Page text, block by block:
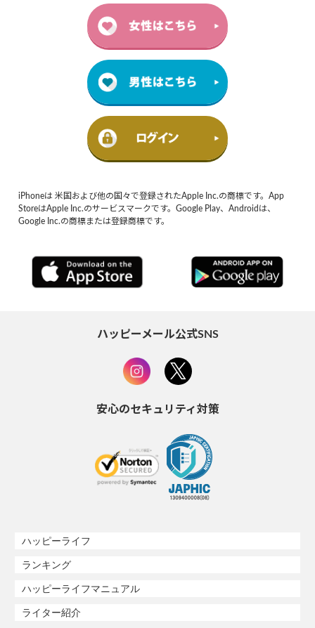
iPhoneは 米国および他の国々で登録されたApple Inc.の商標です。App
StoreはApple Inc.のサービスマークです。Google Play、Androidは、
Google Inc.の商標または登録商標です。
ハッピーメール公式SNS
安心のセキュリティ対策
ハッピーライフ
ランキング
ハッピーライフマニュアル
ライター紹介